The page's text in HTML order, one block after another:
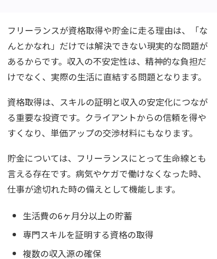
フリーランスが資格取得や貯金に走る理由は、「な
んとかなれ」だけでは解決できない現実的な問題が
あるからです。収入の不安定性は、精神的な負担だ
けでなく、実際の生活に直結する問題となります。
資格取得は、スキルの証明と収入の安定化につなが
る重要な投資です。クライアントからの信頼を得や
すくなり、単価アップの交渉材料にもなります。
貯金については、フリーランスにとって生命線とも
言える存在です。病気やケガで働けなくなった時、
仕事が途切れた時の備えとして機能します。
生活費の6ヶ月分以上の貯蓄
専門スキルを証明する資格の取得
複数の収入源の確保